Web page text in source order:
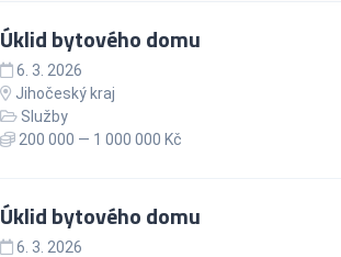
Úklid bytového domu
6. 3. 2026
Jihočeský kraj
Služby
200 000 — 1 000 000 Kč
Úklid bytového domu
6. 3. 2026